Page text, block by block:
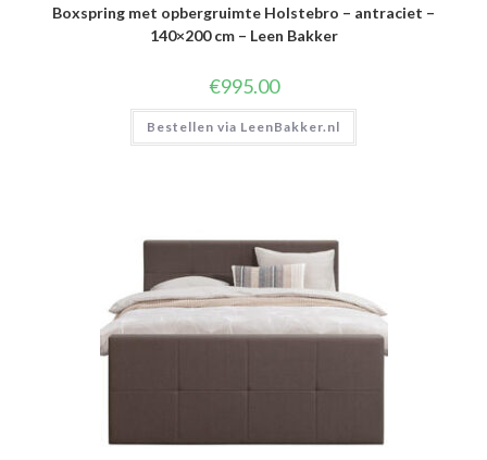
Boxspring met opbergruimte Holstebro – antraciet –
140×200 cm – Leen Bakker
€995.00
Bestellen via LeenBakker.nl